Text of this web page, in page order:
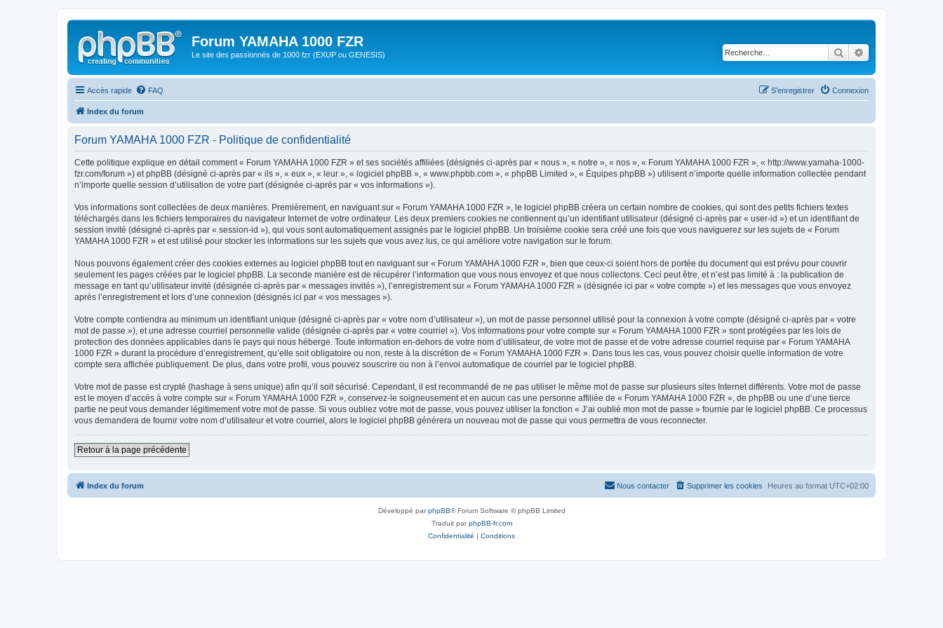
Forum YAMAHA 1000 FZR
Le site des passionnés de 1000 fzr (EXUP ou GENESIS) Rechercher
Accès rapide FAQ Connexion
S’enregistrer
Index du forum
Forum YAMAHA 1000 FZR - Politique de confidentialité
Cette politique explique en détail comment « Forum YAMAHA 1000 FZR » et ses sociétés affiliées (désignés ci-après par « nous », « notre », « nos », « Forum YAMAHA 1000 FZR », « http://www.yamaha-1000-
fzr.com/forum ») et phpBB (désigné ci-après par « ils », « eux », « leur », « logiciel phpBB », « www.phpbb.com », « phpBB Limited », « Équipes phpBB ») utilisent n’importe quelle information collectée pendant
n’importe quelle session d’utilisation de votre part (désignée ci-après par « vos informations »).
Vos informations sont collectées de deux manières. Premièrement, en naviguant sur « Forum YAMAHA 1000 FZR », le logiciel phpBB créera un certain nombre de cookies, qui sont des petits fichiers textes
téléchargés dans les fichiers temporaires du navigateur Internet de votre ordinateur. Les deux premiers cookies ne contiennent qu’un identifiant utilisateur (désigné ci-après par « user-id ») et un identifiant de
session invité (désigné ci-après par « session-id »), qui vous sont automatiquement assignés par le logiciel phpBB. Un troisième cookie sera créé une fois que vous naviguerez sur les sujets de « Forum
YAMAHA 1000 FZR » et est utilisé pour stocker les informations sur les sujets que vous avez lus, ce qui améliore votre navigation sur le forum.
Nous pouvons également créer des cookies externes au logiciel phpBB tout en naviguant sur « Forum YAMAHA 1000 FZR », bien que ceux-ci soient hors de portée du document qui est prévu pour couvrir
seulement les pages créées par le logiciel phpBB. La seconde manière est de récupérer l’information que vous nous envoyez et que nous collectons. Ceci peut être, et n’est pas limité à : la publication de
message en tant qu’utilisateur invité (désignée ci-après par « messages invités »), l’enregistrement sur « Forum YAMAHA 1000 FZR » (désignée ici par « votre compte ») et les messages que vous envoyez
après l’enregistrement et lors d’une connexion (désignés ici par « vos messages »).
Votre compte contiendra au minimum un identifiant unique (désigné ci-après par « votre nom d’utilisateur »), un mot de passe personnel utilisé pour la connexion à votre compte (désigné ci-après par « votre
mot de passe »), et une adresse courriel personnelle valide (désignée ci-après par « votre courriel »). Vos informations pour votre compte sur « Forum YAMAHA 1000 FZR » sont protégées par les lois de
protection des données applicables dans le pays qui nous héberge. Toute information en-dehors de votre nom d’utilisateur, de votre mot de passe et de votre adresse courriel requise par « Forum YAMAHA
1000 FZR » durant la procédure d’enregistrement, qu’elle soit obligatoire ou non, reste à la discrétion de « Forum YAMAHA 1000 FZR ». Dans tous les cas, vous pouvez choisir quelle information de votre
compte sera affichée publiquement. De plus, dans votre profil, vous pouvez souscrire ou non à l’envoi automatique de courriel par le logiciel phpBB.
Votre mot de passe est crypté (hashage à sens unique) afin qu’il soit sécurisé. Cependant, il est recommandé de ne pas utiliser le même mot de passe sur plusieurs sites Internet différents. Votre mot de passe
est le moyen d’accès à votre compte sur « Forum YAMAHA 1000 FZR », conservez-le soigneusement et en aucun cas une personne affiliée de « Forum YAMAHA 1000 FZR », de phpBB ou une d’une tierce
partie ne peut vous demander légitimement votre mot de passe. Si vous oubliez votre mot de passe, vous pouvez utiliser la fonction « J’ai oublié mon mot de passe » fournie par le logiciel phpBB. Ce processus
vous demandera de fournir votre nom d’utilisateur et votre courriel, alors le logiciel phpBB générera un nouveau mot de passe qui vous permettra de vous reconnecter.
Retour à la page précédente
Index du forum Heures au format UTC+02:00
Supprimer les cookies
Nous contacter
Développé parphpBB® Forum Software © phpBB Limited
Traduit parphpBB-fr.com
Confidentialité | Conditions